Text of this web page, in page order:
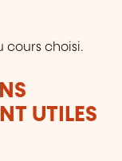
cours choisi.
UTILES